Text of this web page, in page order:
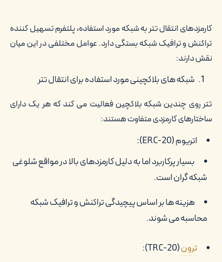
کارمزدهای انتقال تتر به شبکه مورد استفاده، پلتفرم تسهیل کننده
تراکنش و ترافیک شبکه بستگی دارد. عوامل مختلفی در این میان
نقش دارند:
شبکه های بلاکچینی مورد استفاده برای انتقال تتر
تتر روی چندین شبکه بلاکچین فعالیت می کند که هر یک دارای
ساختارهای کارمزدی متفاوت هستند:
اتریوم (ERC-20):
بسیار پرکاربرد اما به دلیل کارمزدهای بالا در مواقع شلوغی
شبکه گران است.
هزینه ها بر اساس پیچیدگی تراکنش و ترافیک شبکه
محاسبه می شوند.
ترون(TRC-20):